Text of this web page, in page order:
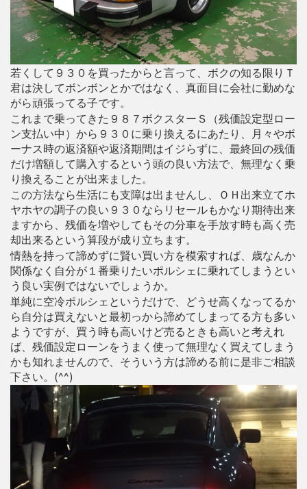
若くして９３０を買ったからと言って、ボクの知る限りＴ
君は決してボンボンとかではなく、真面目に会社に勤めな
がら頑張ってる子です。
これまで乗ってきた９８７ボクスターＳ（残価設定型ロー
ン支払い中）から９３０に乗り換えるにあたり、月々やボ
ーナス時の返済額や返済期間はイジらずに、最終回の残価
だけ増額して購入するという頭の良い方法で、無理なく乗
り換えることが出来ました。
この方法なら生活にも支障は出ませんし、ＯＨ出来立てホ
ヤホヤの調子の良い９３０ならリセールもかなり期待出来
ますから、残価を増やしてもその分車を手放す時も高く売
却出来るという算段が成り立ちます。
情熱を持って諦めずに賢い買い方を模索すれば、歳なんか
関係なく自分が１番乗りたいポルシェに乗れてしまうとい
う良い実例ではないでしょうか。
単純に空冷ポルシェというだけで、どうせ高くなってるか
ら自分は買えないと最初っから諦めてしまってる方も多い
ようですが、買う時も高いけど売るときも高いと考えれ
ば、残価設定ローンをうまく使って無理なく買えてしまう
かも知れませんので、そういう方は諦める前に是非ご相談
下さい。(^^)